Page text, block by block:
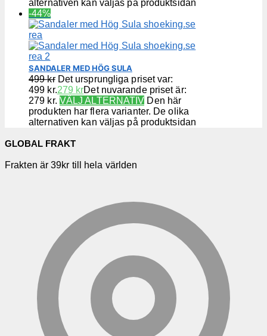
alternativen kan väljas på produktsidan
-44%
SANDALER MED HÖG SULA
499kr Det ursprungliga priset var:
499 kr.279 krDet nuvarande priset är:
279 kr. VÄLJ ALTERNATIV Den här
produkten har flera varianter. De olika
alternativen kan väljas på produktsidan
GLOBAL FRAKT
Frakten är 39kr till hela världen